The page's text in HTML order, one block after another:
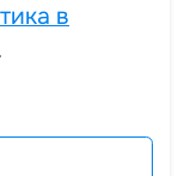
данных
в